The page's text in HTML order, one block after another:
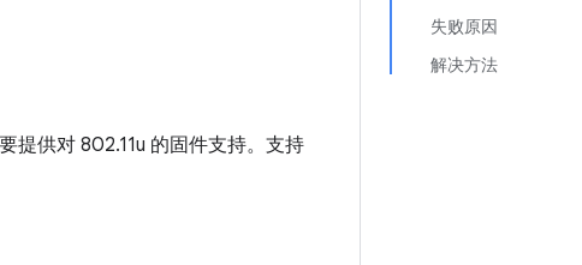
失败原因
解决方法
提供对 802.11u 的固件支持。支持